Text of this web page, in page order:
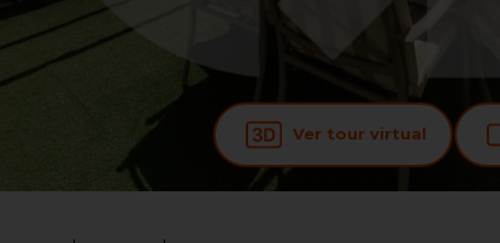
Ver tour virtual